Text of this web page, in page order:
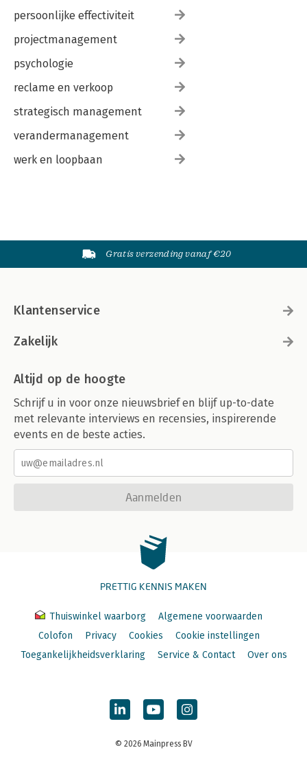
persoonlijke effectiviteit
projectmanagement
psychologie
reclame en verkoop
strategisch management
verandermanagement
werk en loopbaan
Gratis verzending vanaf €20
Klantenservice
Zakelijk
Altijd op de hoogte
Schrijf u in voor onze nieuwsbrief en blijf up-to-date
met relevante interviews en recensies, inspirerende
events en de beste acties.
Aanmelden
PRETTIG KENNIS MAKEN
Thuiswinkel waarborg
Algemene voorwaarden
Colofon
Privacy Cookies
Cookie instellingen
Toegankelijkheidsverklaring
Service & Contact Over ons
© 2026 Mainpress BV